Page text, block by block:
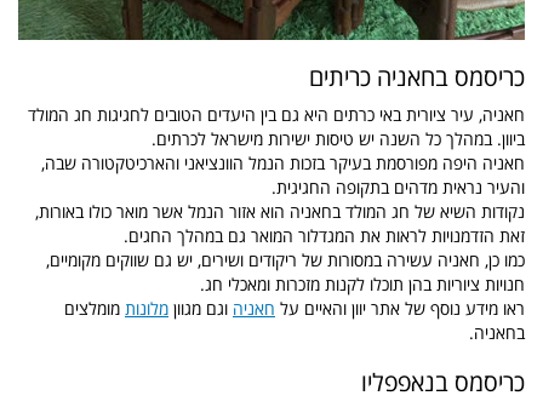
כריסמס בחאניה כריתים
חאניה, עיר ציורית באי כרתים היא גם בין היעדים הטובים לחגיגות חג המולד
ביוון. במהלך כל השנה יש טיסות ישירות מישראל לכרתים.
חאניה היפה מפורסמת בעיקר בזכות הנמל הוונציאני והארכיטקטורה שבה,
והעיר נראית מדהים בתקופה החגיגית.
נקודות השיא של חג המולד בחאניה הוא אזור הנמל אשר מואר כולו באורות,
זאת הזדמנויות לראות את המגדלור המואר גם במהלך החגים.
כמו כן, חאניה עשירה במסורות של ריקודים ושירים, יש גם שווקים מקומיים,
חנויות ציוריות בהן תוכלו לקנות מזכרות ומאכלי חג.
ראו מידע נוסף של אתר יוון והאיים על חאניה וגם מגוון מלונות מומלצים
בחאניה.
כריסמס בנאפפליו